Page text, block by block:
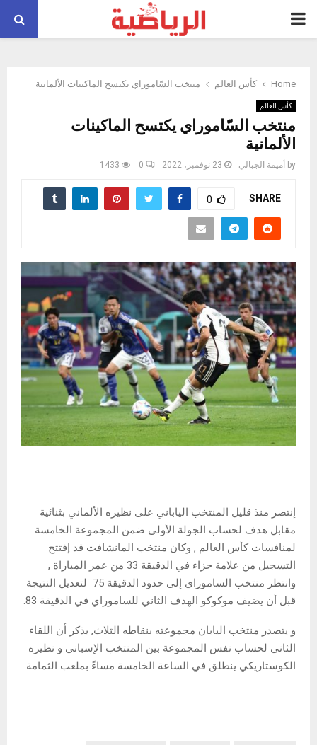
PRIMARY
Home كأس العالم منتخب السّاموراي يكتسح الماكينات الألمانية
كأس العالم
منتخب السّاموراي يكتسح الماكينات
الألمانية
by أميمة الجبالي 23 نوفمبر، 2022 0
1433
SHARE
0
إنتصر منذ قليل المنتخب الياباني على نظيره الألماني بثنائية
مقابل هدف لحساب الجولة الأولى ضمن المجموعة الخامسة
لمنافسات كأس العالم , وكان منتخب المانشافت قد إفتتح
التسجيل من علامة جزاء في الدقيقة 33 من عمر المباراة ,
وانتظر منتخب الساموراي إلى حدود الدقيقة 75 لتعديل النتيجة
قبل أن يضيف موكوكو الهدف الثاني للساموراي في الدقيقة 83.
و يتصدر منتخب اليابان مجموعته بنقاطه الثلاث, يذكر أن اللقاء
الثاني لحساب نفس المجموعة بين المنتخب الإسباني و نظيره
الكوستاريكي ينطلق في الساعة الخامسة مساءً بملعب الثمامة.